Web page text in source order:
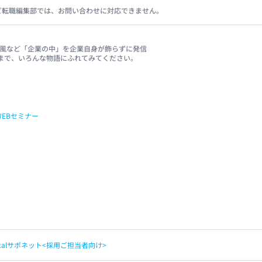
職編集部では、お問い合わせに対応できません。
など「企業の中」を企業自身が飾らずに発信
、いろんな物語にふれてみてください。
セミナー
サポネット<採用ご担当者向け>